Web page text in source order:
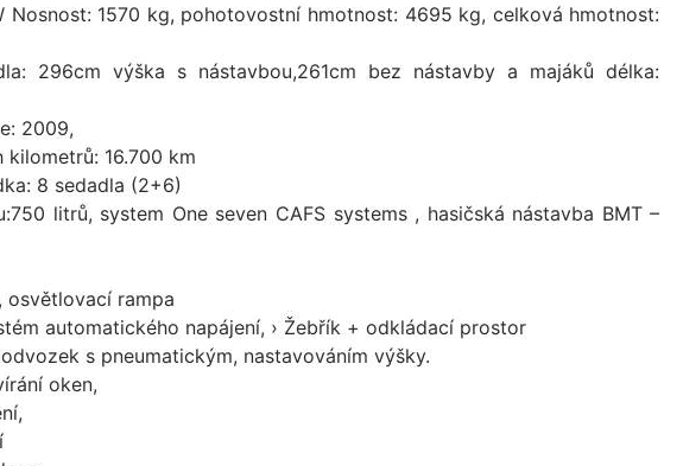
Nosnost: 1570 kg, pohotovostní hmotnost: 4695 kg, celková hmotnost:
296cm výška s nástavbou,261cm bez nástavby a majáků délka:
2009,
16.700 km
8 sedadla (2+6)
litrů, system One seven CAFS systems , hasičská nástavba BMT –
osvětlovací rampa
automatického napájení, › Žebřík + odkládací prostor
s pneumatickým, nastavováním výšky.
oken,